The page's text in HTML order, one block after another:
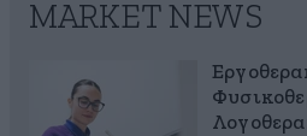
MARKET NEWS